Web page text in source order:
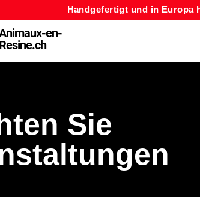
Handgefertigt und in Europa
en-
Resine.ch
Sie